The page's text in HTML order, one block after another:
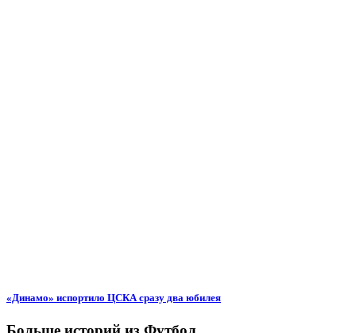
«Динамо» испортило ЦСКА сразу два юбилея